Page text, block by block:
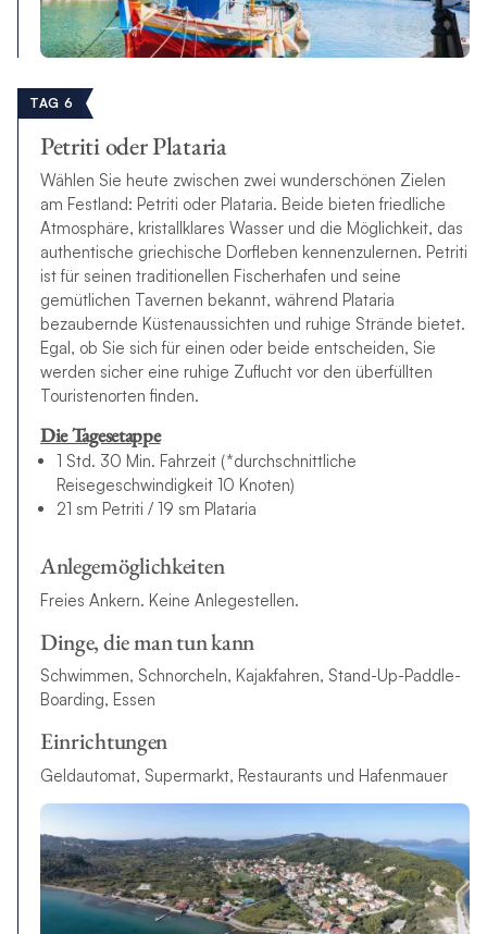
TAG 6
Petriti oder Plataria
Wählen Sie heute zwischen zwei wunderschönen Zielen
am Festland: Petriti oder Plataria. Beide bieten friedliche
Atmosphäre, kristallklares Wasser und die Möglichkeit, das
authentische griechische Dorfleben kennenzulernen. Petriti
ist für seinen traditionellen Fischerhafen und seine
gemütlichen Tavernen bekannt, während Plataria
bezaubernde Küstenaussichten und ruhige Strände bietet.
Egal, ob Sie sich für einen oder beide entscheiden, Sie
werden sicher eine ruhige Zuflucht vor den überfüllten
Touristenorten finden.
Die Tagesetappe
1 Std. 30 Min. Fahrzeit (*durchschnittliche
Reisegeschwindigkeit 10 Knoten)
21 sm Petriti / 19 sm Plataria
Anlegemöglichkeiten
Freies Ankern. Keine Anlegestellen.
Dinge, die man tun kann
Schwimmen, Schnorcheln, Kajakfahren, Stand-Up-Paddle-
Boarding, Essen
Einrichtungen
Geldautomat, Supermarkt, Restaurants und Hafenmauer